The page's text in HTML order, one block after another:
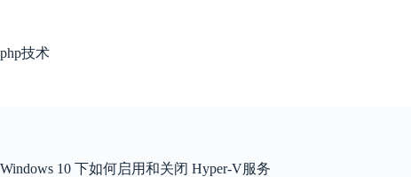
内
容
php技术
Windows 10 下如何启用和关闭 Hyper-V服务